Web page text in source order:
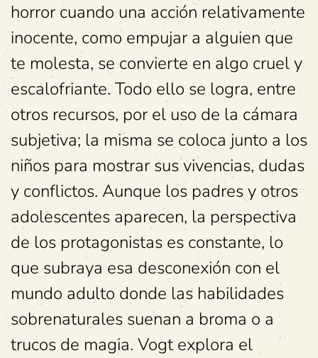
horror cuando una acción relativamente
inocente, como empujar a alguien que
te molesta, se convierte en algo cruel y
escalofriante. Todo ello se logra, entre
otros recursos, por el uso de la cámara
subjetiva; la misma se coloca junto a los
niños para mostrar sus vivencias, dudas
y conflictos. Aunque los padres y otros
adolescentes aparecen, la perspectiva
de los protagonistas es constante, lo
que subraya esa desconexión con el
mundo adulto donde las habilidades
sobrenaturales suenan a broma o a
trucos de magia. Vogt explora el